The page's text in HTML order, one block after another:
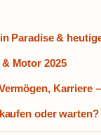
Paradise &
Motor 2025
Karriere
oder warten?